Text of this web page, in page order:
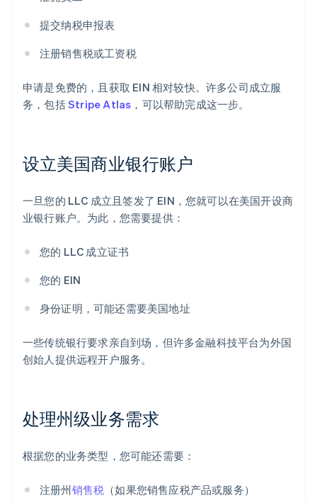
提交纳税申报表
注册销售税或工资税
申请是免费的，且获取 EIN 相对较快。许多公司成立服
务，包括Stripe Atlas ，可以帮助完成这一步。
设立美国商业银行账户
一旦您的 LLC 成立且签发了 EIN，您就可以在美国开设商
业银行账户。为此，您需要提供：
您的 LLC 成立证书
您的 EIN
身份证明，可能还需要美国地址
一些传统银行要求亲自到场，但许多金融科技平台为外国
创始人提供远程开户服务。
处理州级业务需求
根据您的业务类型，您可能还需要：
注册州销售税 （如果您销售应税产品或服务）